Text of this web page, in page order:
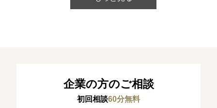
企業の方のご相談
初回相談60分無料